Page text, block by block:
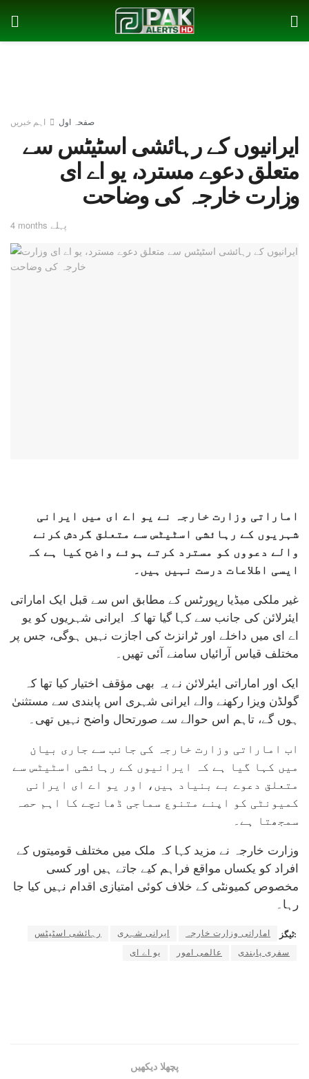
صفحہ اول اہم خبریں
ایرانیوں کے رہائشی اسٹیٹس سے
متعلق دعوے مسترد، یو اے ای
وزارت خارجہ کی وضاحت
4 months پہلے
اماراتی وزارت خارجہ نے یو اے ای میں ایرانی
شہریوں کے رہائشی اسٹیٹس سے متعلق گردش کرنے
والے دعووں کو مسترد کرتے ہوئے واضح کیا ہے کہ
ایسی اطلاعات درست نہیں ہیں۔
غیر ملکی میڈیا رپورٹس کے مطابق اس سے قبل ایک اماراتی
ایئرلائن کی جانب سے کہا گیا تھا کہ ایرانی شہریوں کو یو
اے ای میں داخلے اور ٹرانزٹ کی اجازت نہیں ہوگی، جس پر
مختلف قیاس آرائیاں سامنے آئی تھیں۔
ایک اور اماراتی ایئرلائن نے یہ بھی مؤقف اختیار کیا تھا کہ
گولڈن ویزا رکھنے والے ایرانی شہری اس پابندی سے مستثنیٰ
ہوں گے، تاہم اس حوالے سے صورتحال واضح نہیں تھی۔
اب اماراتی وزارت خارجہ کی جانب سے جاری بیان
میں کہا گیا ہے کہ ایرانیوں کے رہائشی اسٹیٹس سے
متعلق دعوے بے بنیاد ہیں، اور یو اے ای ایرانی
کمیونٹی کو اپنے متنوع سماجی ڈھانچے کا اہم حصہ
سمجھتا ہے۔
وزارت خارجہ نے مزید کہا کہ ملک میں مختلف قومیتوں کے
افراد کو یکساں مواقع فراہم کیے جاتے ہیں اور کسی
مخصوص کمیونٹی کے خلاف کوئی امتیازی اقدام نہیں کیا جا
رہا۔
ٹیگز: اماراتی وزارت خارجہ ایرانی شہری
رہائشی اسٹیٹس
سفری پابندی
عالمی امور یو اے ای
پچھلا دیکھیں